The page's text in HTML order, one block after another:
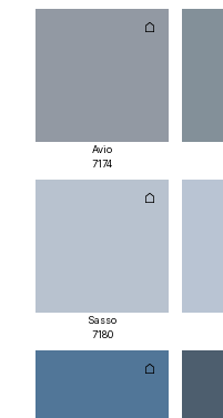
Avio
7174
Sasso
7180